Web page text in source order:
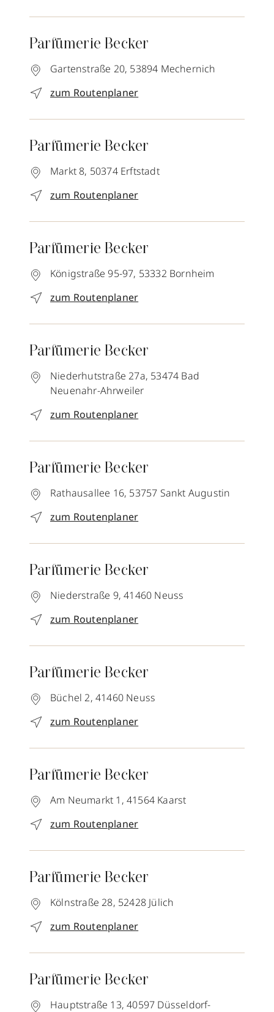
Parfümerie Becker
Gartenstraße 20, 53894 Mechernich
zum Routenplaner
Parfümerie Becker
Markt 8, 50374 Erftstadt
zum Routenplaner
Parfümerie Becker
Königstraße 95-97, 53332 Bornheim
zum Routenplaner
Parfümerie Becker
Niederhutstraße 27a, 53474 Bad
Neuenahr-Ahrweiler
zum Routenplaner
Parfümerie Becker
Rathausallee 16, 53757 Sankt Augustin
zum Routenplaner
Parfümerie Becker
Niederstraße 9, 41460 Neuss
zum Routenplaner
Parfümerie Becker
Büchel 2, 41460 Neuss
zum Routenplaner
Parfümerie Becker
Am Neumarkt 1, 41564 Kaarst
zum Routenplaner
Parfümerie Becker
Kölnstraße 28, 52428 Jülich
zum Routenplaner
Parfümerie Becker
Hauptstraße 13, 40597 Düsseldorf-